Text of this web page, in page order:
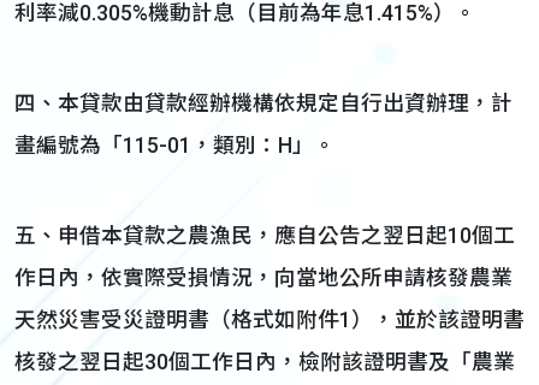
利率減0.305%機動計息（目前為年息1.415%）。
四、本貸款由貸款經辦機構依規定自行出資辦理，計
畫編號為「115-01，類別：H」。
五、申借本貸款之農漁民，應自公告之翌日起10個工
作日內，依實際受損情況，向當地公所申請核發農業
天然災害受災證明書（格式如附件1），並於該證明書
核發之翌日起30個工作日內，檢附該證明書及「農業